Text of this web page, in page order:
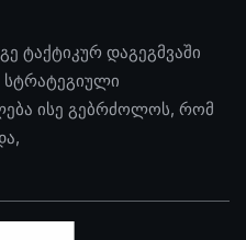
ტაქტიკურ დაგეგმვაში
სტრატეგიული
ისე გებრძოლოს, რომ